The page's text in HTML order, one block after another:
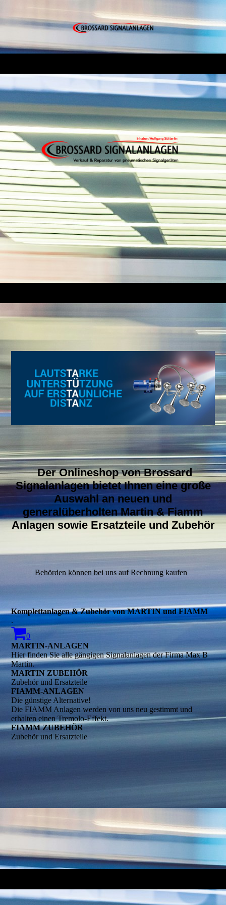
Der Onlineshop von Brossard
Signalanlagen bietet Ihnen eine große
Auswahl an neuen und
generalüberholten Martin & Fiamm
Anlagen sowie Ersatzteile und Zubehör
Behörden können bei uns auf Rechnung kaufen
Komplettanlagen & Zubehör von MARTIN und FIAMM
.
0
MARTIN-ANLAGEN
Hier finden Sie alle gängigen Signalanlagen der Firma Max B
Martin.
MARTIN ZUBEHÖR
Zubehör und Ersatzteile
FIAMM-ANLAGEN
Die günstige Alternative!
Die FIAMM Anlagen werden von uns neu gestimmt und
erhalten einen Tremolo-Effekt.
FIAMM ZUBEHÖR
Zubehör und Ersatzteile